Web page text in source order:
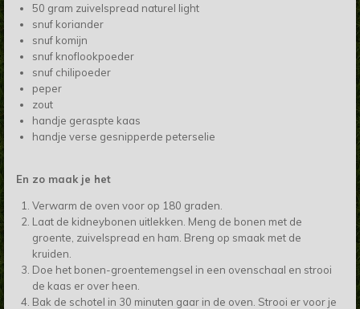
50 gram zuivelspread naturel light
snuf koriander
snuf komijn
snuf knoflookpoeder
snuf chilipoeder
peper
zout
handje geraspte kaas
handje verse gesnipperde peterselie
En zo maak je het
Verwarm de oven voor op 180 graden.
Laat de kidneybonen uitlekken. Meng de bonen met de
groente, zuivelspread en ham. Breng op smaak met de
kruiden.
Doe het bonen-groentemengsel in een ovenschaal en strooi
de kaas er over heen.
Bak de schotel in 30 minuten gaar in de oven. Strooi er voor je